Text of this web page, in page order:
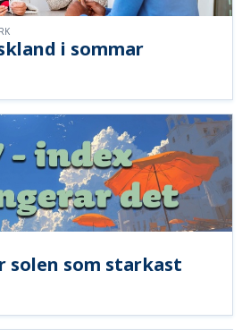
i sommar
solen som starkast